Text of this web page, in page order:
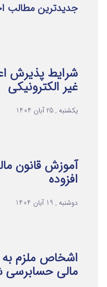
جدیدترین مطالب
شرایط پذیرش
غیر الکترونیکی
یکشنبه , 25 آبان 1404
آموزش قانون
افزوده
دوشنبه , 19 آبان 1404
اشخاص ملزم به
مالی حسابرسی شده